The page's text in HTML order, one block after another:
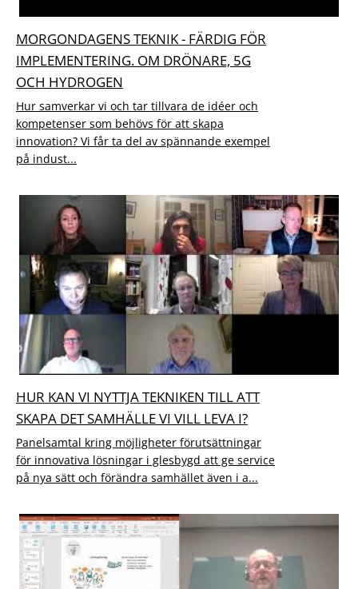
MORGONDAGENS TEKNIK - FÄRDIG FÖR
IMPLEMENTERING. OM DRÖNARE, 5G
OCH HYDROGEN
Hur samverkar vi och tar tillvara de idéer och
kompetenser som behövs för att skapa
innovation? Vi får ta del av spännande exempel
på indust...
HUR KAN VI NYTTJA TEKNIKEN TILL ATT
SKAPA DET SAMHÄLLE VI VILL LEVA I?
Panelsamtal kring möjligheter förutsättningar
för innovativa lösningar i glesbygd att ge service
på nya sätt och förändra samhället även i a...